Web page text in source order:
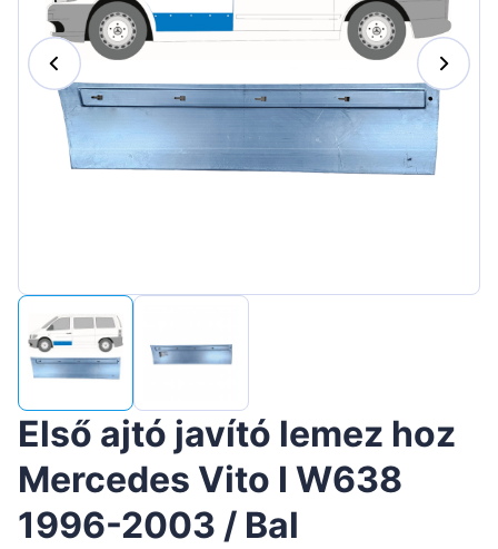
Lietuvių
Hrvatski
Português
Slovenian
Első ajtó javító lemez hoz
Mercedes Vito I W638
1996-2003 / Bal